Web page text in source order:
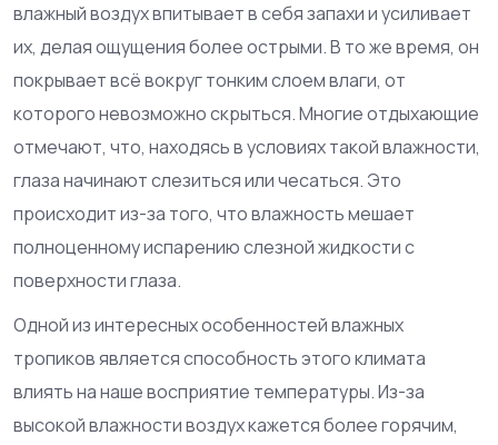
влажный воздух впитывает в себя запахи и усиливает
их, делая ощущения более острыми. В то же время, он
покрывает всё вокруг тонким слоем влаги, от
которого невозможно скрыться. Многие отдыхающие
отмечают, что, находясь в условиях такой влажности,
глаза начинают слезиться или чесаться. Это
происходит из-за того, что влажность мешает
полноценному испарению слезной жидкости с
поверхности глаза.
Одной из интересных особенностей влажных
тропиков является способность этого климата
влиять на наше восприятие температуры. Из-за
высокой влажности воздух кажется более горячим,